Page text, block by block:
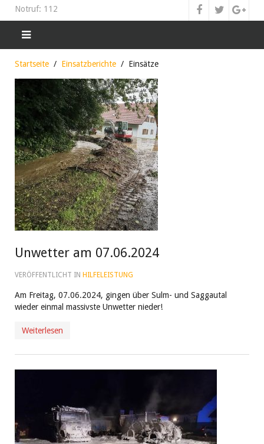
Notruf: 112
Startseite Einsatzberichte Einsätze
Unwetter am 07.06.2024
VERÖFFENTLICHT IN HILFELEISTUNG
Am Freitag, 07.06.2024, gingen über Sulm- und Saggautal
wieder einmal massivste Unwetter nieder!
Weiterlesen